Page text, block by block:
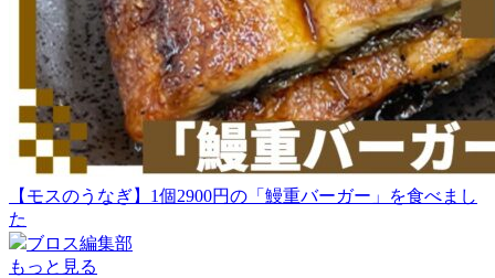
【モスのうなぎ】1個2900円の「鰻重バーガー」を食べまし
た
ブロス編集部
もっと見る